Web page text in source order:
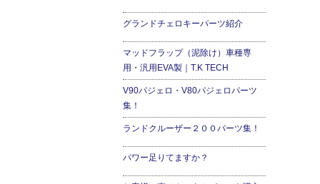
グランドチェロキーパーツ紹介
マッドフラップ（泥除け）車種専
用・汎用EVA製｜T.K TECH
V90パジェロ・V80パジェロパーツ
集！
ランドクルーザー２００パーツ集！
パワー足りてますか？